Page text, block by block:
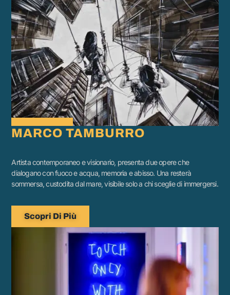
MARCO TAMBURRO
Artista contemporaneo e visionario, presenta due opere che
dialogano con fuoco e acqua, memoria e abisso. Una resterà
sommersa, custodita dal mare, visibile solo a chi sceglie di immergersi.
Scopri Di Più